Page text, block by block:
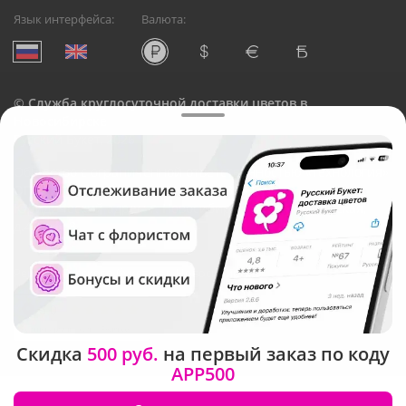
Язык интерфейса: Валюта:
©Служба круглосуточной доставки цветов в
Русский Букет, 2026
Общество с ограниченной ответственностью «Технология»
ОГРН: 1195476081745, ИНН: 5410081997
Юридический адрес: г. Новосибирск, ул. Ипподромская,
д.42, оф. 3
Рейтинг Русского букета в г. Новосибирск
Скидка 500 руб. на первый заказ по коду
APP500